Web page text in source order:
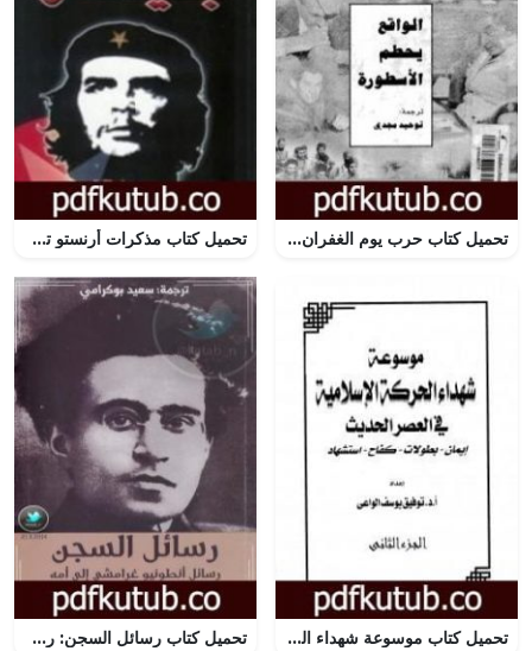
تحميل كتاب حرب يوم الغفران PDF تأليف إيلي زعيرا مجانا [كامل] تحميل كتاب مذكرات أرنستو تشي جيفارا PDF تأليف إرنستو تشي غيفارا مجانا [كامل]
تحميل كتاب موسوعة شهداء الحركة الإسلامية في العصر الحديث – الجزء الثاني PDF تأليف توفيق يوسف الواعي مجانا [كامل] تحميل كتاب رسائل السجن: رسائل أنطونيو غرامشي إلى أمه 1926-1934 PDF تأليف أنطونيو غرامشي مجانا [كامل]